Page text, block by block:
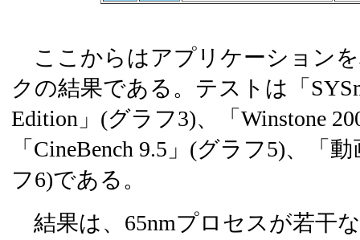
ここからはアプリケーション
クの結果である。テストは「
Edition」(グラフ3)、「Winstone
「CineBench 9.5」(グラフ5)、「
フ6)である。
結果は、65nmプロセスが若干